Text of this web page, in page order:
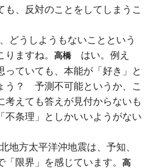
も、反対のことをしてしまうこ
どうしようもないことという
ますね。 高橋 はい。例え
っていても、本能が「好き」と
う？ 予測不可能というか、こ
考えても答えが見付からないも
不条理」としかいいようがない
地方太平洋沖地震は、予知、
限界」を感じています。 高